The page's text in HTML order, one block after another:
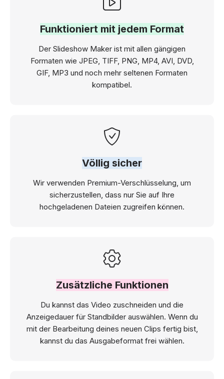
Funktioniert mit jedem Format
Der Slideshow Maker ist mit allen gängigen
Formaten wie JPEG, TIFF, PNG, MP4, AVI, DVD,
GIF, MP3 und noch mehr seltenen Formaten
kompatibel.
Völlig sicher
Wir verwenden Premium-Verschlüsselung, um
sicherzustellen, dass nur Sie auf Ihre
hochgeladenen Dateien zugreifen können.
Zusätzliche Funktionen
Du kannst das Video zuschneiden und die
Anzeigedauer für Standbilder auswählen. Wenn du
mit der Bearbeitung deines neuen Clips fertig bist,
kannst du das Ausgabeformat frei wählen.